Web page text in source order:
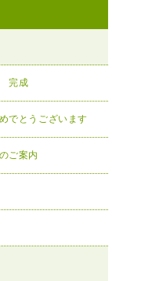
完成
でとうございます
ご案内